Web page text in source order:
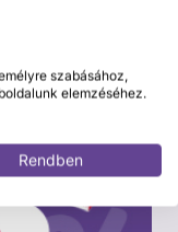
szabásához,
elemzéséhez.
Rendben